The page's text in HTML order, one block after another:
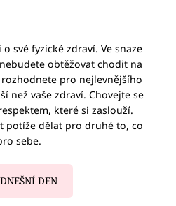
své fyzické zdraví. Ve snaze
obtěžovat chodit na
pro nejlevnějšího
než vaše zdraví. Chovejte se
které si zaslouží.
potíže dělat pro druhé to, co
sebe.
DEN